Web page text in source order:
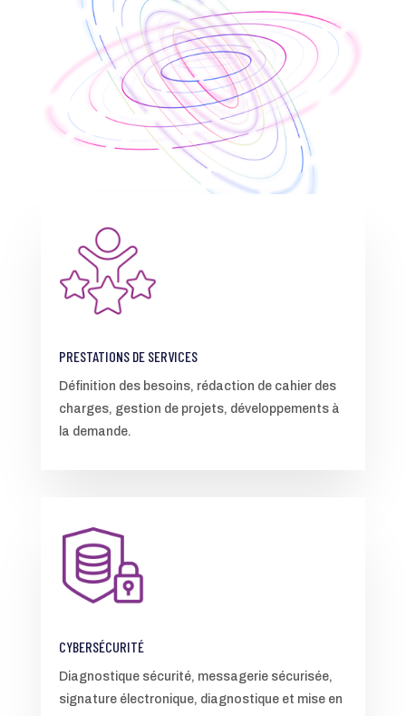
PRESTATIONS DE SERVICES
Définition des besoins, rédaction de cahier des
charges, gestion de projets, développements à
la demande.
CYBERSÉCURITÉ
Diagnostique sécurité, messagerie sécurisée,
signature électronique, diagnostique et mise en